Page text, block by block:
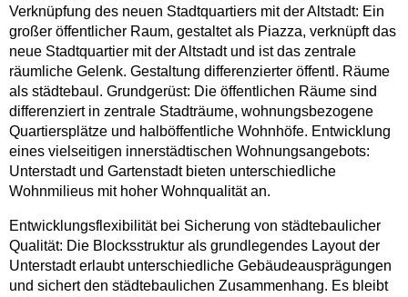
Verknüpfung des neuen Stadtquartiers mit der Altstadt: Ein
großer öffentlicher Raum, gestaltet als Piazza, verknüpft das
neue Stadtquartier mit der Altstadt und ist das zentrale
räumliche Gelenk. Gestaltung differenzierter öffentl. Räume
als städtebaul. Grundgerüst: Die öffentlichen Räume sind
differenziert in zentrale Stadträume, wohnungsbezogene
Quartiersplätze und halböffentliche Wohnhöfe. Entwicklung
eines vielseitigen innerstädtischen Wohnungsangebots:
Unterstadt und Gartenstadt bieten unterschiedliche
Wohnmilieus mit hoher Wohnqualität an.
Entwicklungsflexibilität bei Sicherung von städtebaulicher
Qualität: Die Blocksstruktur als grundlegendes Layout der
Unterstadt erlaubt unterschiedliche Gebäudeausprägungen
und sichert den städtebaulichen Zusammenhang. Es bleibt